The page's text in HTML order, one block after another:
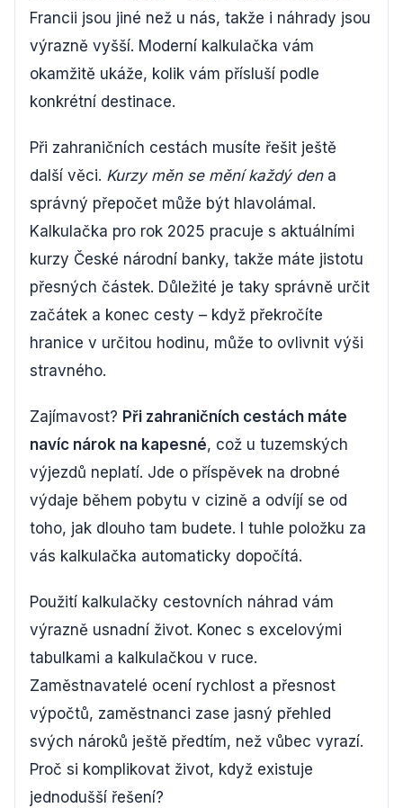
Francii jsou jiné než u nás, takže i náhrady jsou
výrazně vyšší. Moderní kalkulačka vám
okamžitě ukáže, kolik vám přísluší podle
konkrétní destinace.
Při zahraničních cestách musíte řešit ještě
další věci. Kurzy měn se mění každý dena
správný přepočet může být hlavolámal.
Kalkulačka pro rok 2025 pracuje s aktuálními
kurzy České národní banky, takže máte jistotu
přesných částek. Důležité je taky správně určit
začátek a konec cesty – když překročíte
hranice v určitou hodinu, může to ovlivnit výši
stravného.
Zajímavost? Při zahraničních cestách máte
navíc nárok na kapesné, což u tuzemských
výjezdů neplatí. Jde o příspěvek na drobné
výdaje během pobytu v cizině a odvíjí se od
toho, jak dlouho tam budete. I tuhle položku za
vás kalkulačka automaticky dopočítá.
Použití kalkulačky cestovních náhrad vám
výrazně usnadní život. Konec s excelovými
tabulkami a kalkulačkou v ruce.
Zaměstnavatelé ocení rychlost a přesnost
výpočtů, zaměstnanci zase jasný přehled
svých nároků ještě předtím, než vůbec vyrazí.
Proč si komplikovat život, když existuje
jednodušší řešení?